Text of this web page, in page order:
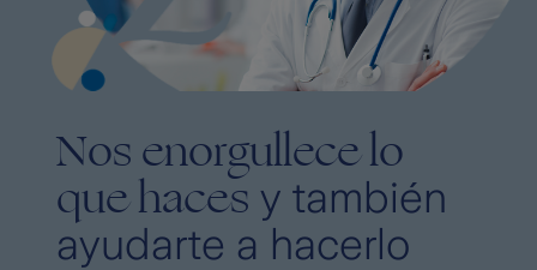
Nos enorgullece lo
que haces y también
ayudarte a hacerlo